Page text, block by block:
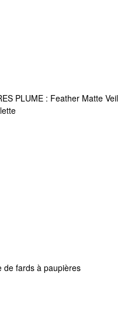
PLUME : Feather Matte Veil
de fards à paupières